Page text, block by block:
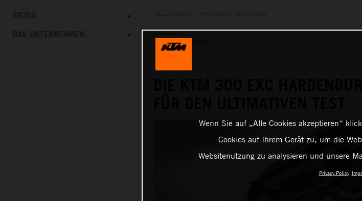
MELDUNGEN PRESSEMITTEILUNGEN
TEXT
Wenn Sie auf „Alle Cookies akzeptieren“
Cookies auf Ihrem Gerät zu, um die
Websitenutzung zu analysieren und unsere
Privacy Policy